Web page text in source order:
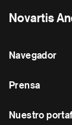
Novartis
Navegador
Prensa
Nuestro